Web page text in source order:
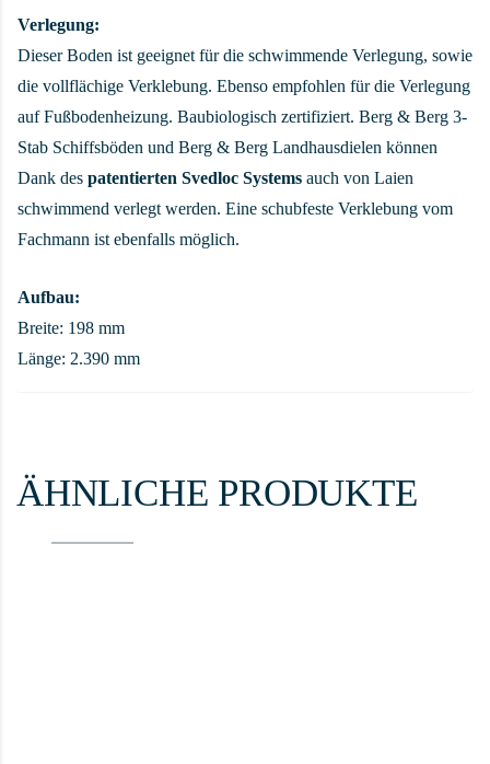
Verlegung:
Dieser Boden ist geeignet für die schwimmende Verlegung, sowie
die vollflächige Verklebung. Ebenso empfohlen für die Verlegung
auf Fußbodenheizung. Baubiologisch zertifiziert. Berg & Berg 3-
Stab Schiffsböden und Berg & Berg Landhausdielen können
Dank des patentierten Svedloc Systems auch von Laien
schwimmend verlegt werden. Eine schubfeste Verklebung vom
Fachmann ist ebenfalls möglich.
Aufbau:
Breite: 198 mm
Länge: 2.390 mm
ÄHNLICHE PRODUKTE